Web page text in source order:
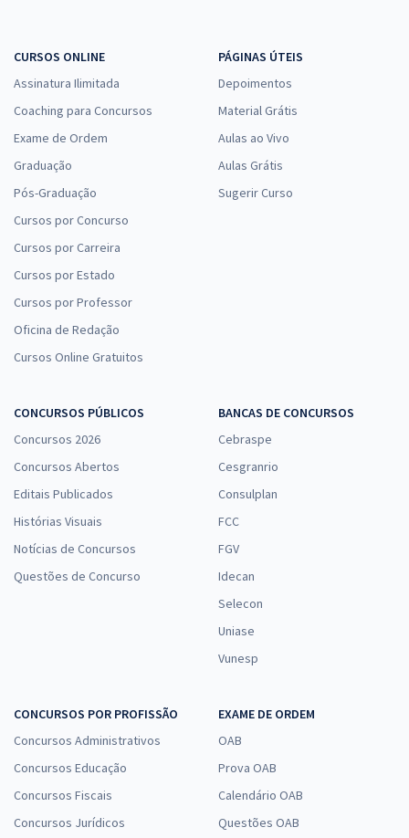
CURSOS ONLINE
Assinatura Ilimitada
Coaching para Concursos
Exame de Ordem
Graduação
Pós-Graduação
Cursos por Concurso
Cursos por Carreira
Cursos por Estado
Cursos por Professor
Oficina de Redação
Cursos Online Gratuitos
PÁGINAS ÚTEIS
Depoimentos
Material Grátis
Aulas ao Vivo
Aulas Grátis
Sugerir Curso
CONCURSOS PÚBLICOS
Concursos 2026
Concursos Abertos
Editais Publicados
Histórias Visuais
Notícias de Concursos
Questões de Concurso
BANCAS DE CONCURSOS
Cebraspe
Cesgranrio
Consulplan
FCC
FGV
Idecan
Selecon
Uniase
Vunesp
CONCURSOS POR PROFISSÃO
Concursos Administrativos
Concursos Educação
Concursos Fiscais
Concursos Jurídicos
EXAME DE ORDEM
OAB
Prova OAB
Calendário OAB
Questões OAB